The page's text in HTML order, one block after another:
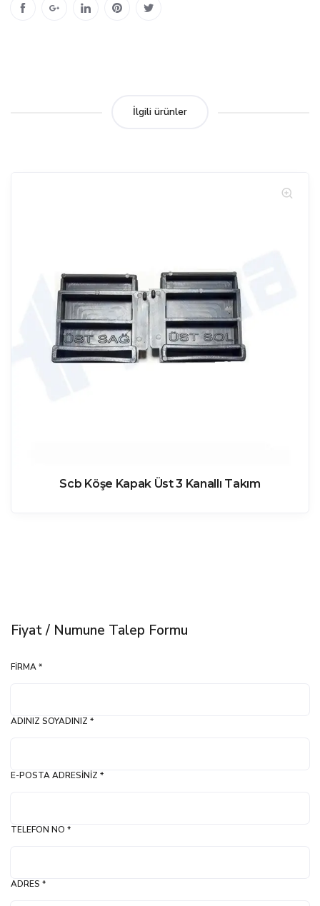
İlgili ürünler
Scb Köşe Kapak Üst 3 Kanallı Takım
Fiyat / Numune Talep Formu
FIRMA *
ADINIZ SOYADINIZ *
E-POSTA ADRESINIZ *
TELEFON NO *
ADRES *